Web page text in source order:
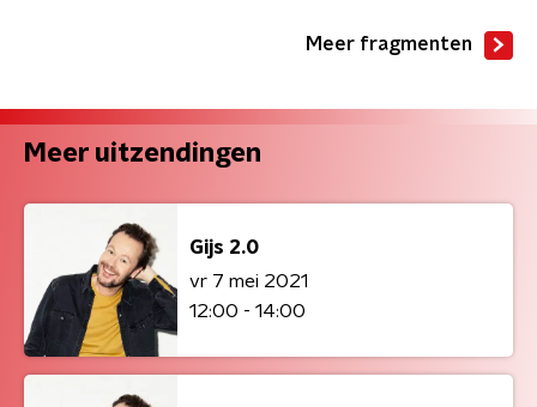
Meer fragmenten
Meer uitzendingen
Gijs 2.0
vr 7 mei 2021
12:00 - 14:00